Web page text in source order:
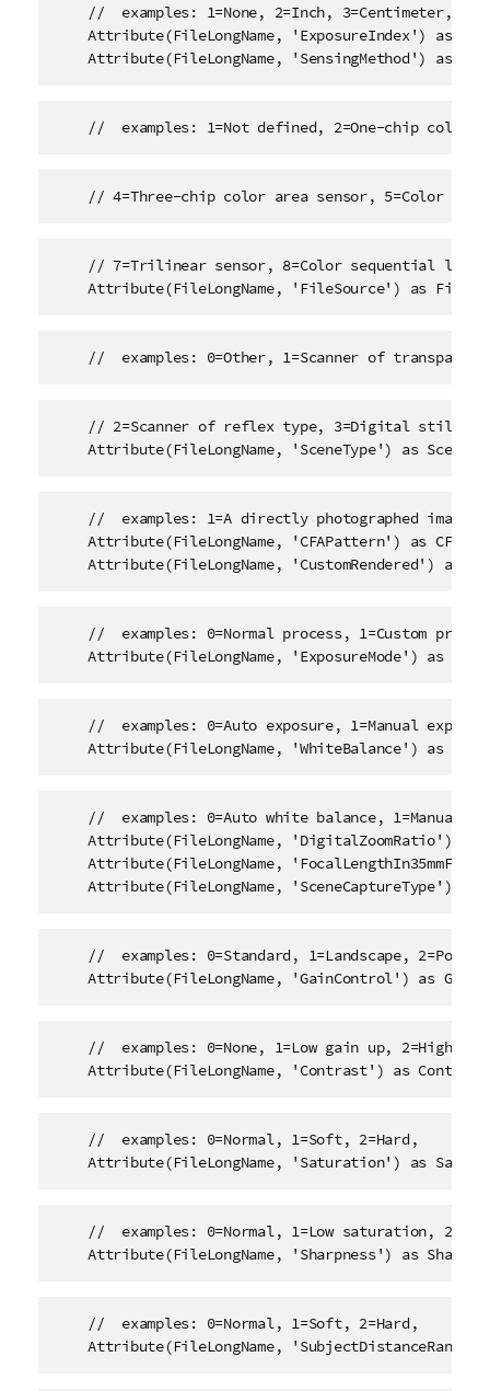
    //  examples: 1=None, 2=Inch, 3=Centimeter,
Attribute(FileLongName, 'ExposureIndex') as
Attribute(FileLongName, 'SensingMethod') as
//  examples: 1=Not defined, 2=One-chip color
// 4=Three-chip color area sensor, 5=Color
// 7=Trilinear sensor, 8=Color sequential
Attribute(FileLongName, 'FileSource') as
//  examples: 0=Other, 1=Scanner of
// 2=Scanner of reflex type, 3=Digital still
Attribute(FileLongName, 'SceneType') as
    //  examples: 1=A directly photographed image,
Attribute(FileLongName, 'CFAPattern') as
Attribute(FileLongName, 'CustomRendered') as
//  examples: 0=Normal process, 1=Custom
Attribute(FileLongName, 'ExposureMode') as
//  examples: 0=Auto exposure, 1=Manual
Attribute(FileLongName, 'WhiteBalance') as
//  examples: 0=Auto white balance, 1=Manual
Attribute(FileLongName, 'DigitalZoomRatio') as
Attribute(FileLongName,
Attribute(FileLongName, 'SceneCaptureType')
//  examples: 0=Standard, 1=Landscape,
Attribute(FileLongName, 'GainControl') as
//  examples: 0=None, 1=Low gain up, 2=High
Attribute(FileLongName, 'Contrast') as
    //  examples: 0=Normal, 1=Soft, 2=Hard,
Attribute(FileLongName, 'Saturation') as
//  examples: 0=Normal, 1=Low saturation,
Attribute(FileLongName, 'Sharpness') as
    //  examples: 0=Normal, 1=Soft, 2=Hard,
Attribute(FileLongName,